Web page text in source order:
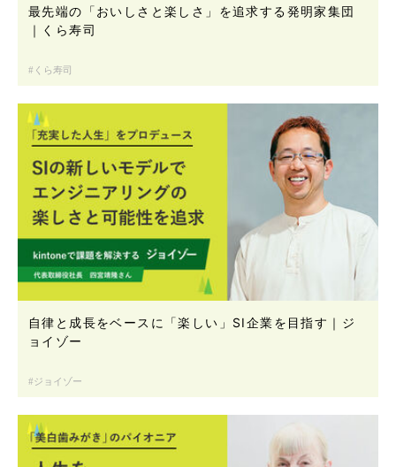
最先端の「おいしさと楽しさ」を追求する発明家集団
｜くら寿司
くら寿司
自律と成長をベースに「楽しい」SI企業を目指す｜ジ
ョイゾー
ジョイゾー